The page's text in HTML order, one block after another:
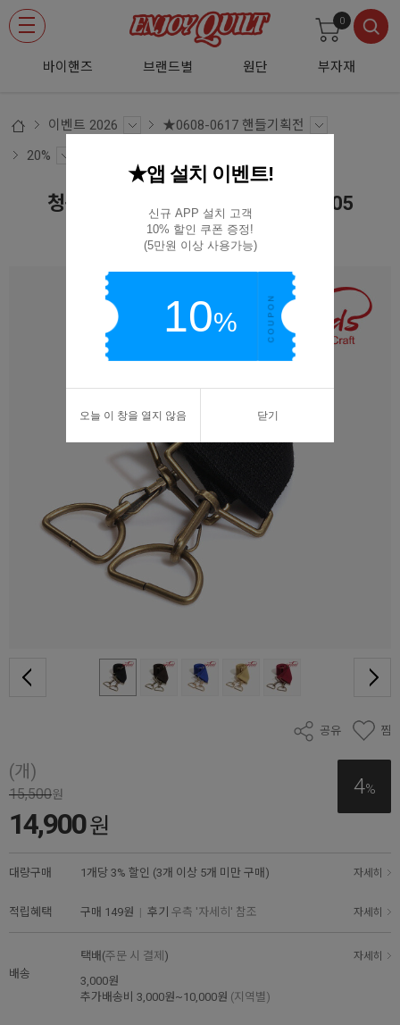
바이핸즈 브랜드별 원단 부자재
0
이벤트 2026
★0608-0617 핸들기획전
20%
청동 길이조절 와이드 웨빙핸들 44-1305
44-1305
공유 찜
(개)
4%
15,500원
14,900원
대량구매 1개당 3% 할인 (3개 이상 5개 미만 구매) 자세히
적립혜택 구매 149원 | 후기 우측 '자세히' 참조 자세히
배송
택배(주문 시 결제 ) 자세히
3,000원
추가배송비 3,000원~10,000원 (지역별)
★앱 설치 이벤트!
신규 APP 설치 고객
10% 할인 쿠폰 증정!
(5만원 이상 사용가능)
10%
오늘 이 창을 열지 않음 닫기